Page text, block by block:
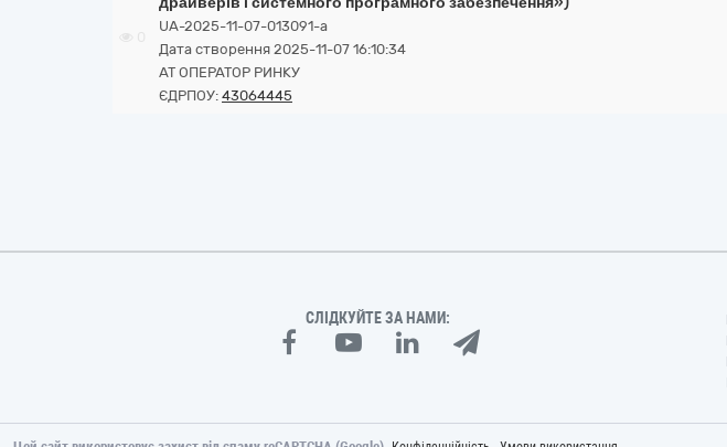
UA-2025-11-07-013091-a
Дата створення 2025-11-07 16:10:34
АТ ОПЕРАТОР РИНКУ
ЄДРПОУ: 43064445
СЛІДКУЙТЕ ЗА НАМИ: